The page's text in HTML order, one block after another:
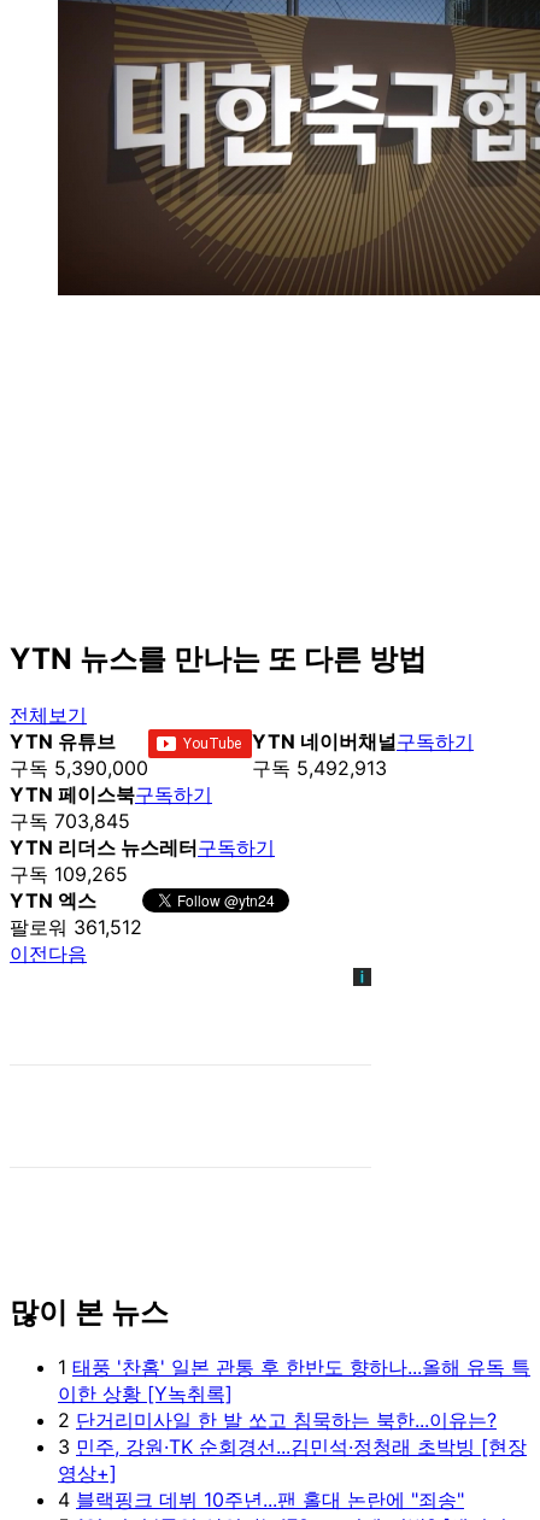
YTN 뉴스를 만나는 또 다른 방법
전체보기
YTN 유튜브
구독 5,390,000
YTN 네이버채널
구독 5,492,913
구독하기
YTN 페이스북
구독 703,845
구독하기
YTN 리더스 뉴스레터
구독 109,265
구독하기
YTN 엑스
팔로워 361,512
이전다음
많이 본 뉴스
1 태풍 '찬홈' 일본 관통 후 한반도 향하나...올해 유독 특
이한 상황 [Y녹취록]
2 단거리미사일 한 발 쏘고 침묵하는 북한...이유는?
3 민주, 강원·TK 순회경선...김민석·정청래 초박빙 [현장
영상+]
4 블랙핑크 데뷔 10주년...팬 홀대 논란에 "죄송"